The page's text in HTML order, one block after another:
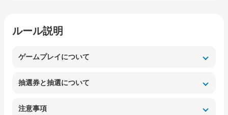
ルール説明
ゲームプレイについて
抽選券と抽選について
注意事項